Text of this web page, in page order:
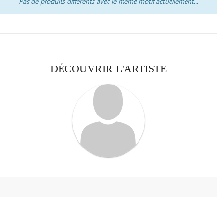
DÉCOUVRIR L'ARTISTE